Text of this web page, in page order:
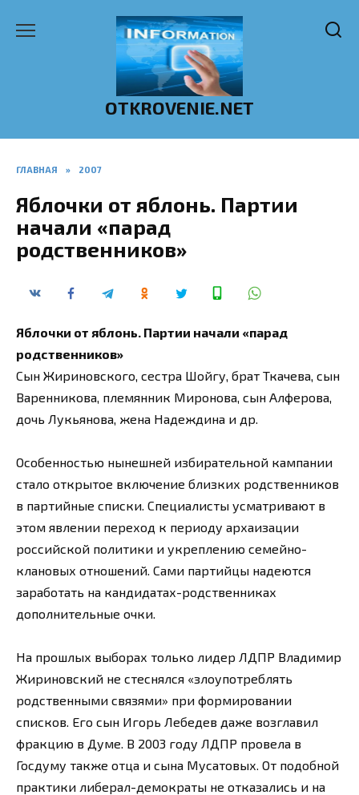
OTKROVENIE.NET
ГЛАВНАЯ » 2007
Яблочки от яблонь. Партии
начали «парад
родственников»
Яблочки от яблонь. Партии начали «парад
родственников»
Сын Жириновского, сестра Шойгу, брат Ткачева, сын
Варенникова, племянник Миронова, сын Алферова,
дочь Лукьянова, жена Надеждина и др.
Особенностью нынешней избирательной кампании
стало открытое включение близких родственников
в партийные списки. Специалисты усматривают в
этом явлении переход к периоду архаизации
российской политики и укреплению семейно-
клановых отношений. Сами партийцы надеются
заработать на кандидатах-родственниках
дополнительные очки.
На прошлых выборах только лидер ЛДПР Владимир
Жириновский не стеснялся «злоупотреблять
родственными связями» при формировании
списков. Его сын Игорь Лебедев даже возглавил
фракцию в Думе. В 2003 году ЛДПР провела в
Госдуму также отца и сына Мусатовых. От подобной
практики либерал-демократы не отказались и на